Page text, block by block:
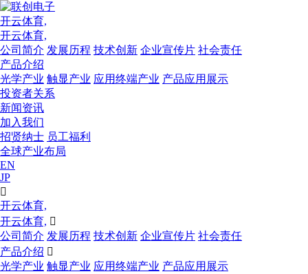
开云体育,
开云体育,
公司简介 发展历程 技术创新 企业宣传片 社会责任
产品介绍
光学产业 触显产业 应用终端产业 产品应用展示
投资者关系
新闻资讯
加入我们
招贤纳士 员工福利
全球产业布局
EN
JP

开云体育,
开云体育, 
公司简介 发展历程 技术创新 企业宣传片 社会责任
产品介绍 
光学产业 触显产业 应用终端产业 产品应用展示